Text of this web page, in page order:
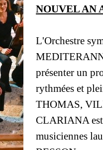
NOUVEL AN
L'Orchestre
présenter un
rythmées et
THOMAS,
CLARIANA est
musiciennes